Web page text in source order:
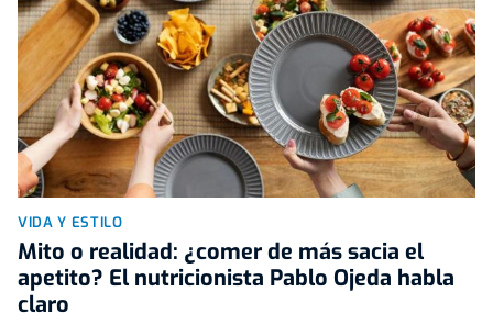
VIDA Y ESTILO
Mito o realidad: ¿comer de más sacia el
apetito? El nutricionista Pablo Ojeda habla
claro